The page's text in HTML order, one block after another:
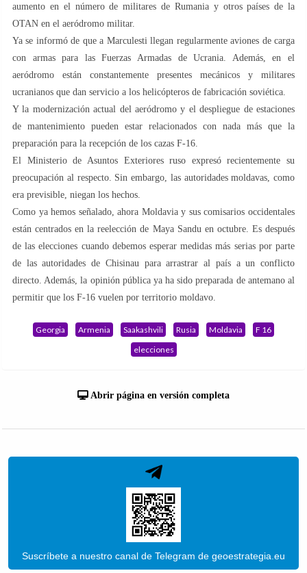
aumento en el número de militares de Rumania y otros países de la
OTAN en el aeródromo militar.
Ya se informó de que a Marculesti llegan regularmente aviones de carga
con armas para las Fuerzas Armadas de Ucrania. Además, en el
aeródromo están constantemente presentes mecánicos y militares
ucranianos que dan servicio a los helicópteros de fabricación soviética.
Y la modernización actual del aeródromo y el despliegue de estaciones
de mantenimiento pueden estar relacionados con nada más que la
preparación para la recepción de los cazas F-16.
El Ministerio de Asuntos Exteriores ruso expresó recientemente su
preocupación al respecto. Sin embargo, las autoridades moldavas, como
era previsible, niegan los hechos.
Como ya hemos señalado, ahora Moldavia y sus comisarios occidentales
están centrados en la reelección de Maya Sandu en octubre. Es después
de las elecciones cuando debemos esperar medidas más serias por parte
de las autoridades de Chisinau para arrastrar al país a un conflicto
directo. Además, la opinión pública ya ha sido preparada de antemano al
permitir que los F-16 vuelen por territorio moldavo.
Georgia Armenia Saakashvili Rusia Moldavia
F 16
elecciones
Abrir página en versión completa
Suscríbete a nuestro canal de Telegram de geoestrategia.eu